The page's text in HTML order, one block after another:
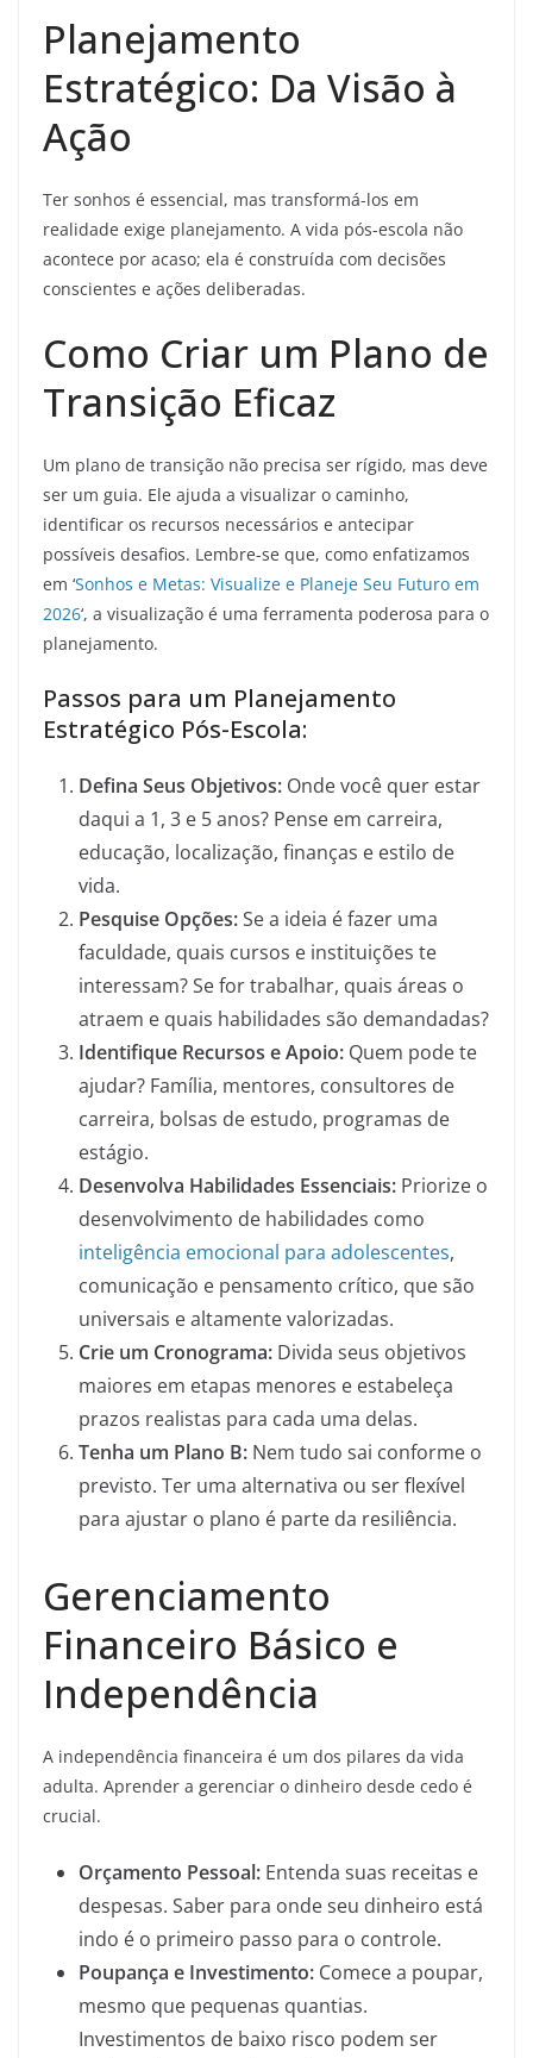
Planejamento
Estratégico: Da Visão à
Ação
Ter sonhos é essencial, mas transformá-los em
realidade exige planejamento. A vida pós-escola não
acontece por acaso; ela é construída com decisões
conscientes e ações deliberadas.
Como Criar um Plano de
Transição Eficaz
Um plano de transição não precisa ser rígido, mas deve
ser um guia. Ele ajuda a visualizar o caminho,
identificar os recursos necessários e antecipar
possíveis desafios. Lembre-se que, como enfatizamos
em ‘Sonhos e Metas: Visualize e Planeje Seu Futuro em
2026‘, a visualização é uma ferramenta poderosa para o
planejamento.
Passos para um Planejamento
Estratégico Pós-Escola:
Defina Seus Objetivos: Onde você quer estar
daqui a 1, 3 e 5 anos? Pense em carreira,
educação, localização, finanças e estilo de
vida.
Pesquise Opções:Se a ideia é fazer uma
faculdade, quais cursos e instituições te
interessam? Se for trabalhar, quais áreas o
atraem e quais habilidades são demandadas?
Identifique Recursos e Apoio: Quem pode te
ajudar? Família, mentores, consultores de
carreira, bolsas de estudo, programas de
estágio.
Desenvolva Habilidades Essenciais: Priorize o
desenvolvimento de habilidades como
inteligência emocional para adolescentes,
comunicação e pensamento crítico, que são
universais e altamente valorizadas.
Crie um Cronograma: Divida seus objetivos
maiores em etapas menores e estabeleça
prazos realistas para cada uma delas.
Tenha um Plano B: Nem tudo sai conforme o
previsto. Ter uma alternativa ou ser flexível
para ajustar o plano é parte da resiliência.
Gerenciamento
Financeiro Básico e
Independência
A independência financeira é um dos pilares da vida
adulta. Aprender a gerenciar o dinheiro desde cedo é
crucial.
Orçamento Pessoal: Entenda suas receitas e
despesas. Saber para onde seu dinheiro está
indo é o primeiro passo para o controle.
Poupança e Investimento: Comece a poupar,
mesmo que pequenas quantias.
Investimentos de baixo risco podem ser